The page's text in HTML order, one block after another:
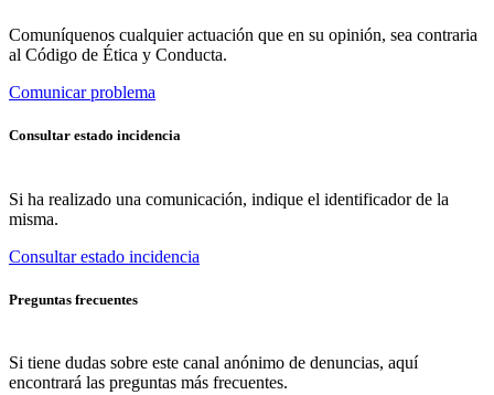
Comuníquenos cualquier actuación que en su opinión, sea contraria
al Código de Ética y Conducta.
Comunicar problema
Consultar estado incidencia
Si ha realizado una comunicación, indique el identificador de la
misma.
Consultar estado incidencia
Preguntas frecuentes
Si tiene dudas sobre este canal anónimo de denuncias, aquí
encontrará las preguntas más frecuentes.